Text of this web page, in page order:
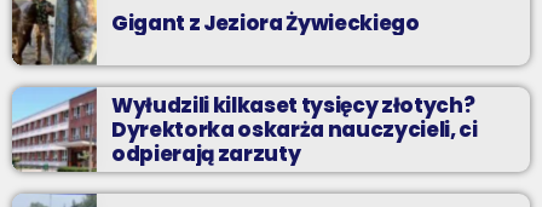
Gigant z Jeziora Żywieckiego
Wyłudzili kilkaset tysięcy złotych?
Dyrektorka oskarża nauczycieli, ci
odpierają zarzuty